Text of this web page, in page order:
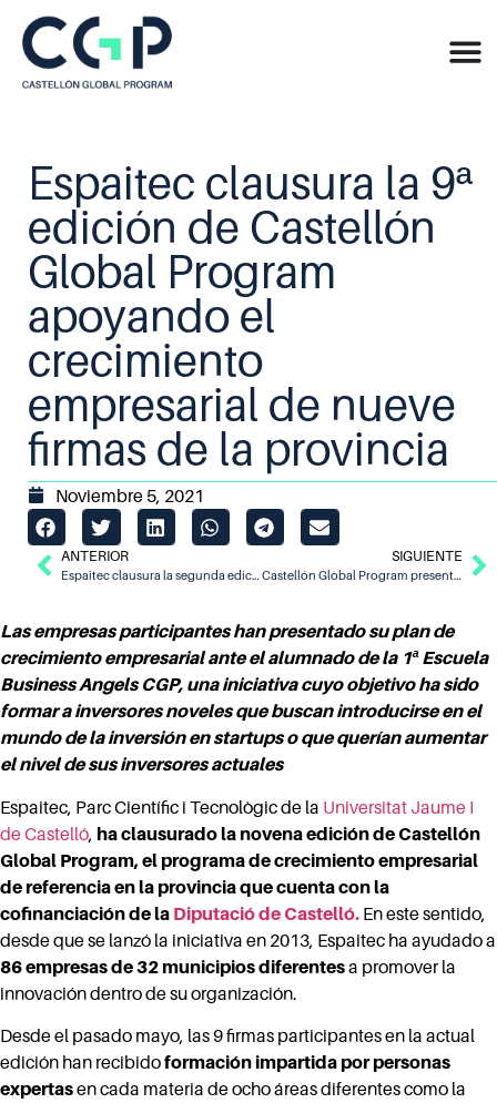
Espaitec clausura la 9ª
edición de Castellón
Global Program
apoyando el
crecimiento
empresarial de nueve
firmas de la provincia
Noviembre 5, 2021
ANTERIOR
Espaitec clausura la segunda edición de Innovatossals con la participación de Microsoft, Telefónica, Iberdrola y PlayStation
SIGUIENTE
Castellón Global Program presenta su décima edición y abre inscripciones del 4 de abril al 9 de mayo
Las empresas participantes han presentado su plan de
crecimiento empresarial ante el alumnado de la 1ª Escuela
Business Angels CGP, una iniciativa cuyo objetivo ha sido
formar a inversores noveles que buscan introducirse en el
mundo de la inversión en startups o que querían aumentar
el nivel de sus inversores actuales
Espaitec, Parc Científic i Tecnològic de la Universitat Jaume I
de Castelló, ha clausurado la novena edición de Castellón
Global Program, el programa de crecimiento empresarial
de referencia en la provincia que cuenta con la
cofinanciación de la Diputació de Castelló. En este sentido,
desde que se lanzó la iniciativa en 2013, Espaitec ha ayudado a
86 empresas de 32 municipios diferentesa promover la
innovación dentro de su organización.
Desde el pasado mayo, las 9 firmas participantes en la actual
edición han recibidoformación impartida por personas
expertasen cada materia de ocho áreas diferentes como la